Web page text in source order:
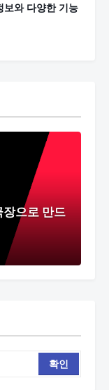
보와 다양한 기능
으로 만드